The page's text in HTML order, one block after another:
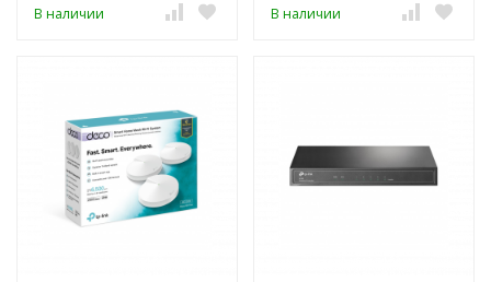
В наличии В наличии